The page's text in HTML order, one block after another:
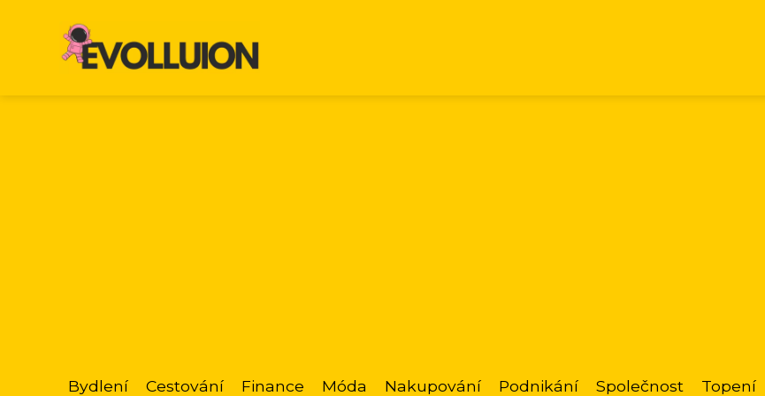
Bydlení Cestování Finance Móda Nakupování Podnikání Společnost Topení